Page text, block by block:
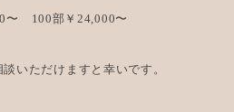
〜 100部￥24,000〜
いただけますと幸いです。